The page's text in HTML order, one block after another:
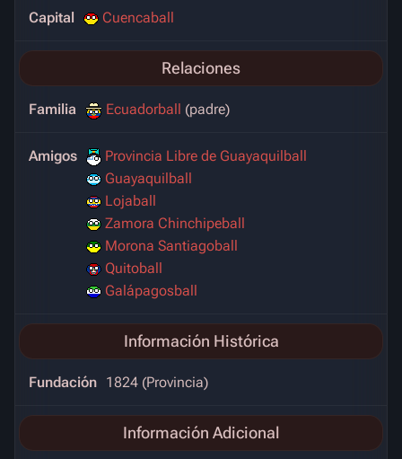
Capital Cuencaball
Relaciones
Familia Ecuadorball (padre)
Amigos
Provincia Libre de Guayaquilball
Guayaquilball
Lojaball
Zamora Chinchipeball
Morona Santiagoball
Quitoball
Galápagosball
Información Histórica
Fundación 1824 (Provincia)
Información Adicional